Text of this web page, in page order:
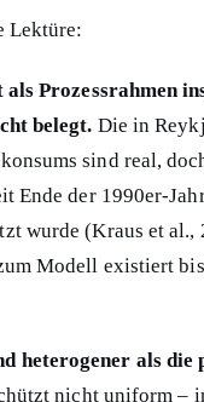
Lektüre:
Prozessrahmen
belegt. Die in
sind real,
Ende der 1990er-
wurde (Kraus et al.,
Modell existiert
heterogener als die
nicht uniform –